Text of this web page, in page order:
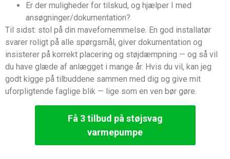
Er der muligheder for tilskud, og hjælper I med
ansøgninger/dokumentation?
Til sidst: stol på din mavefornemmelse. En god installatør
svarer roligt på alle spørgsmål, giver dokumentation og
insisterer på korrekt placering og støjdæmpning — og så vil
du have glæde af anlægget i mange år. Hvis du vil, kan jeg
godt kigge på tilbuddene sammen med dig og give mit
uforpligtende faglige blik — lige som en ven bør gøre.
Få 3 tilbud på støjsvag
varmepumpe